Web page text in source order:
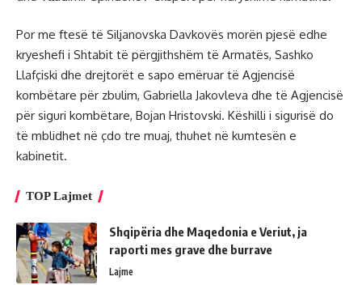
Por me ftesë të Siljanovska Davkovës morën pjesë edhe
kryeshefi i Shtabit të përgjithshëm të Armatës, Sashko
Llafçiski dhe drejtorët e sapo emëruar të Agjencisë
kombëtare për zbulim, Gabriella Jakovleva dhe të Agjencisë
për siguri kombëtare, Bojan Hristovski. Këshilli i sigurisë do
të mblidhet në çdo tre muaj, thuhet në kumtesën e
kabinetit.
TOP Lajmet
Shqipëria dhe Maqedonia e Veriut, ja
raporti mes grave dhe burrave
Lajme